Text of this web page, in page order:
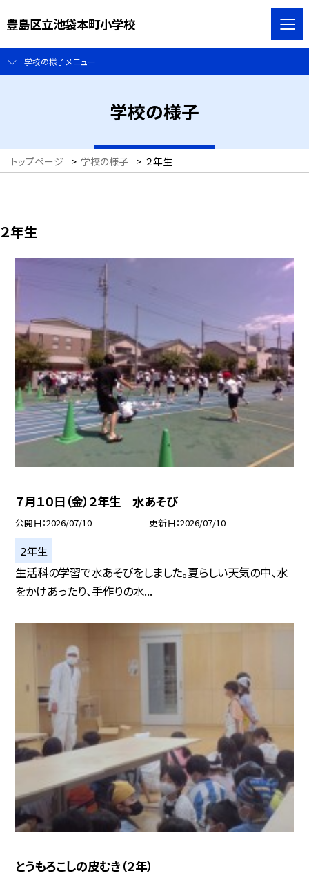
豊島区立池袋本町小学校
学校の様子メニュー
学校の様子
トップページ > 学校の様子 > ２年生
２年生
７月１０日（金）２年生 水あそび
公開日 2026/07/10 更新日 2026/07/10
２年生
生活科の学習で水あそびをしました。夏らしい天気の中、水
をかけあったり、手作りの水...
とうもろこしの皮むき（２年）